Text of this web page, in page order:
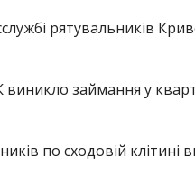
рятувальників
займання у
по сходовій клітині